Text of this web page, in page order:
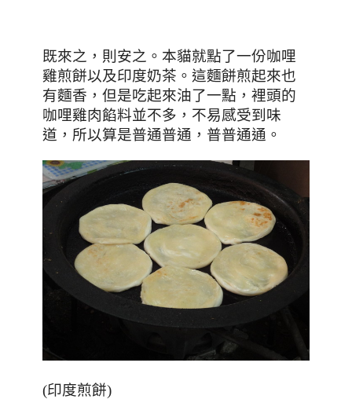
既來之，則安之。本貓就點了一份咖哩
雞煎餅以及印度奶茶。這麵餅煎起來也
有麵香，但是吃起來油了一點，裡頭的
咖哩雞肉餡料並不多，不易感受到味
道，所以算是普通普通，普普通通。
(印度煎餅)